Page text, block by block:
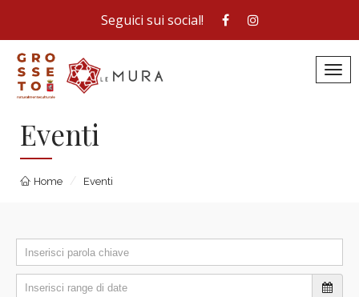
Seguici sui social!
Eventi
Home Eventi